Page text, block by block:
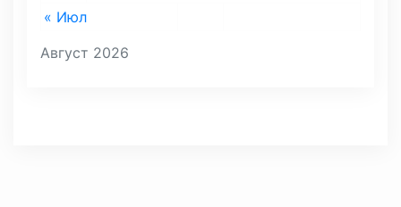
Август 2026
« Июл